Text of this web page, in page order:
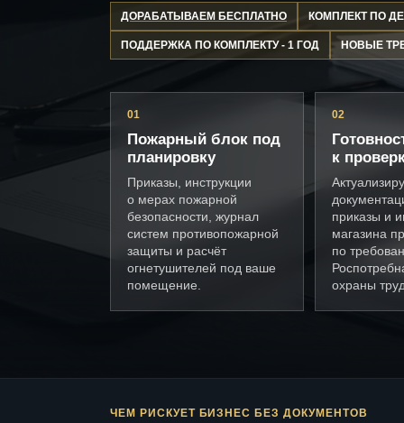
ДОРАБАТЫВАЕМ БЕСПЛАТНО КОМПЛЕКТ ПО
ПОДДЕРЖКА ПО КОМПЛЕКТУ - 1 ГОД НОВЫЕ
01
Пожарный блок под
планировку
Приказы, инструкции
о мерах пожарной
безопасности, журнал
систем противопожарной
защиты и расчёт
огнетушителей под ваше
помещение.
02
к
приказы и
магазина
по
охраны
ЧЕМ РИСКУЕТ БИЗНЕС БЕЗ ДОКУМЕНТОВ